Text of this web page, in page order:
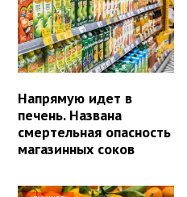
Напрямую идет в
печень. Названа
смертельная опасность
магазинных соков